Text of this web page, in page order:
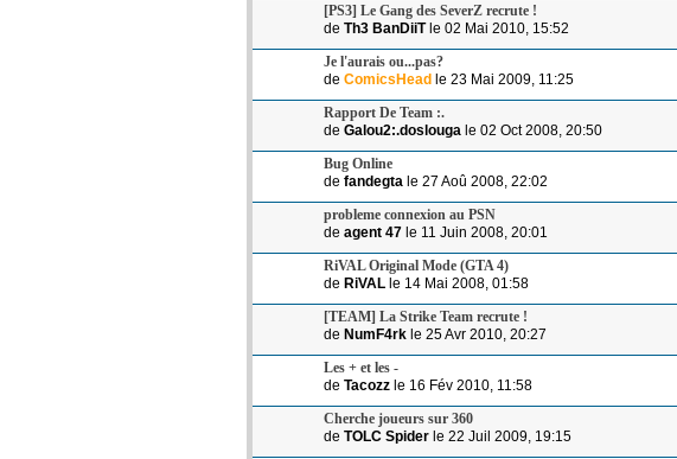
[PS3] Le Gang des SeverZ recrute !
de Th3 BanDiiTle 02 Mai 2010, 15:52
Je l'aurais ou...pas?
de ComicsHead le 23 Mai 2009, 11:25
Rapport De Team :.
de Galou2:.doslouga le 02 Oct 2008, 20:50
Bug Online
de fandegta le 27 Aoû 2008, 22:02
probleme connexion au PSN
de agent 47 le 11 Juin 2008, 20:01
RiVAL Original Mode (GTA 4)
de RiVAL le 14 Mai 2008, 01:58
[TEAM] La Strike Team recrute !
de NumF4rk le 25 Avr 2010, 20:27
Les + et les -
de Tacozz le 16 Fév 2010, 11:58
Cherche joueurs sur 360
de TOLC Spider le 22 Juil 2009, 19:15